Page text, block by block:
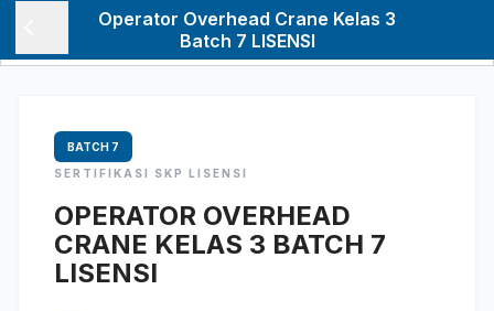
Operator Overhead Crane Kelas 3
Batch 7 LISENSI
BATCH 7
SERTIFIKASI SKP LISENSI
OPERATOR OVERHEAD
CRANE KELAS 3 BATCH 7
LISENSI